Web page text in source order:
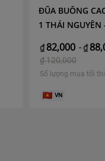
ĐŨA BUÔNG
1 THÁI NGUYÊN
₫ 82,000 -₫
₫120,000
Số lượng mua tối
VN